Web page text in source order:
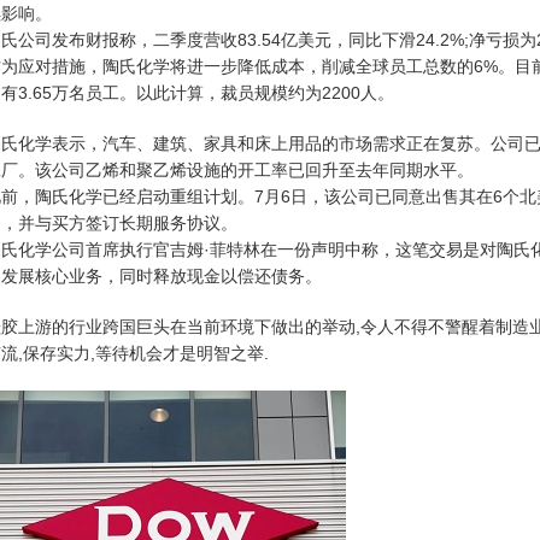
响。
公司发布财报称，二季度营收83.54亿美元，同比下滑24.2%;净亏损
应对措施，陶氏化学将进一步降低成本，削减全球员工总数的6%。
3.65万名员工。以此计算，裁员规模约为2200人。
化学表示，汽车、建筑、家具和床上用品的市场需求正在复苏。公司
。该公司乙烯和聚乙烯设施的开工率已回升至去年同期水平。
，陶氏化学已经启动重组计划。7月6日，该公司已同意出售其在6个
并与买方签订长期服务协议。
化学公司首席执行官吉姆·菲特林在一份声明中称，这笔交易是对陶氏
展核心业务，同时释放现金以偿还债务。
上游的行业跨国巨头在当前环境下做出的举动,令人不得不警醒着制造
,保存实力,等待机会才是明智之举.